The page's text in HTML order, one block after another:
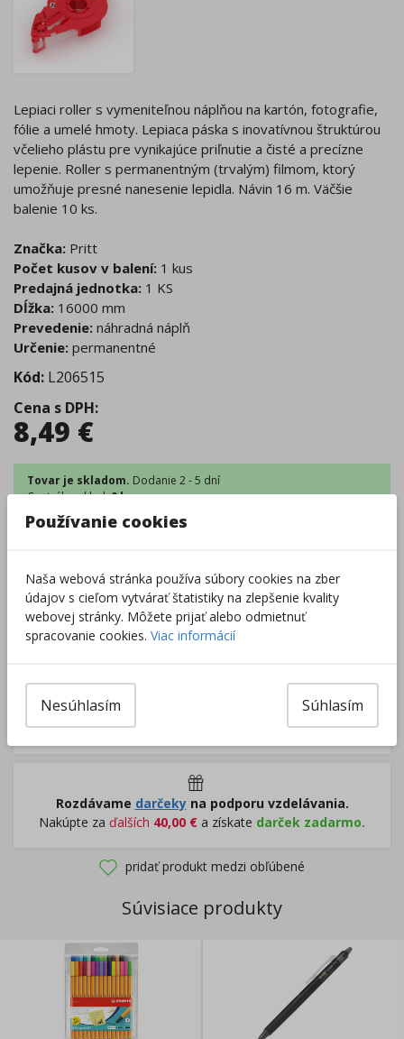
Lepiaci roller s vymeniteľnou náplňou na kartón, fotografie,
fólie a umelé hmoty. Lepiaca páska s inovatívnou štruktúrou
včelieho plástu pre vynikajúce priľnutie a čisté a precízne
lepenie. Roller s permanentným (trvalým) filmom, ktorý
umožňuje presné nanesenie lepidla. Návin 16 m. Väčšie
balenie 10 ks.
Značka: Pritt
Počet kusov v balení: 1 kus
Predajná jednotka: 1 KS
Dĺžka: 16000 mm
Prevedenie: náhradná náplň
Určenie: permanentné
Kód: L206515
Cena s DPH:
8,49 €
Tovar je skladom. Dodanie 2 - 5 dní
Centrálny sklad:0 ks
Externý sklad
102 ks
Zobraziť dostupnosť v predajniach
– +
€
dopravu zadarmo.
Rozdávame darčeky na podporu vzdelávania.
Nakúpte za ďalších 40,00 € a získate darček zadarmo.
pridať produkt medzi obľúbené
Súvisiace produkty
Používanie cookies
Naša webová stránka používa súbory cookies na zber
údajov s cieľom vytvárať štatistiky na zlepšenie kvality
webovej stránky. Môžete prijať alebo odmietnuť
spracovanie cookies. Viac informácií
Súhlasím
Nesúhlasím